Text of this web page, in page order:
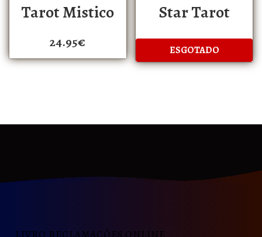
Tarot Mistico
24.95€
Star Tarot
LIVRO RECLAMAÇÕES ONLINE